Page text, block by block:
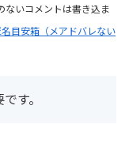
ないコメントは書き込ま
名目安箱（メアドバレない
す。